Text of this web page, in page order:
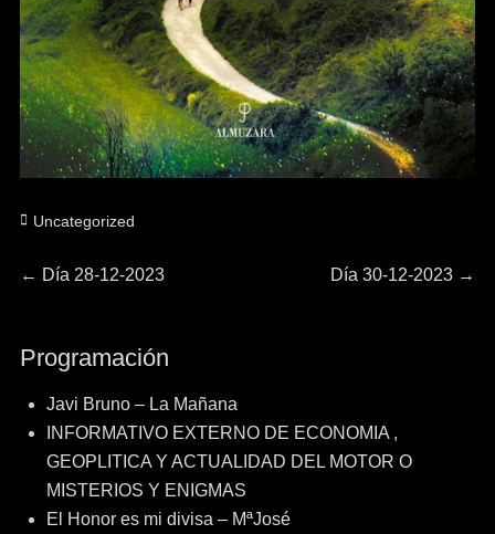
Categorías
Uncategorized
Navegación
entradas
← Entrada
Día 28-12-2023
Entrada
Día 30-12-2023 →
Programación
Javi Bruno – La Mañana
INFORMATIVO EXTERNO DE ECONOMIA ,
GEOPLITICA Y ACTUALIDAD DEL MOTOR O
MISTERIOS Y ENIGMAS
El Honor es mi divisa – MªJosé